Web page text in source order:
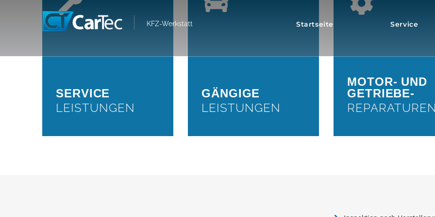
KFZ-Werkstatt Startseite Service
SERVICE
LEISTUNGEN
Inspektion nach
WEITER
GÄNGIGE
LEISTUNGEN
LEISTUNGEN
Unfallinstandsetzung,Montage
MOTOR- UND
GETRIEBE-
REPARATUREN